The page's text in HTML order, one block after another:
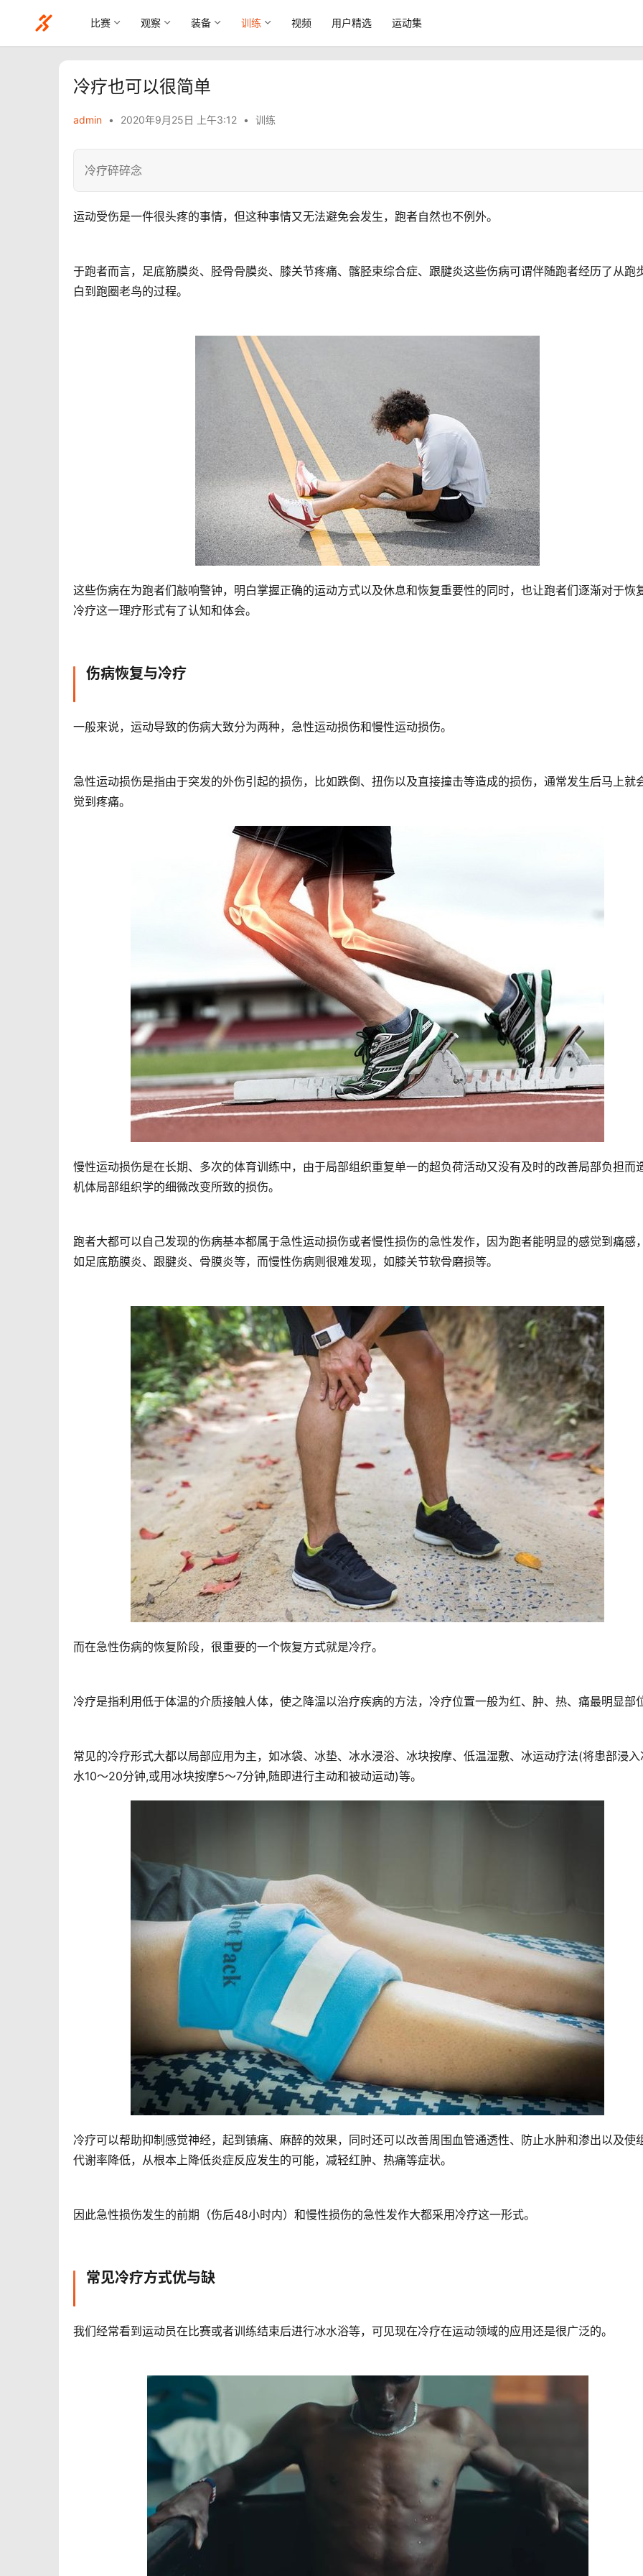
比赛 观察 装备 训练 视频 用户精选 运动集
冷疗也可以很简单
admin • 2020年9月25日 上午3:12 • 训练
冷疗碎碎念
运动受伤是一件很头疼的事情，但这种事情又无法避免会发生，跑者自然也不例外。
于跑者而言，足底筋膜炎、胫骨骨膜炎、膝关节疼痛、髂胫束综合症、跟腱炎这些伤病可谓伴随跑者经历了从跑
白到跑圈老鸟的过程。
这些伤病在为跑者们敲响警钟，明白掌握正确的运动方式以及休息和恢复重要性的同时，也让跑者们逐渐对于恢
冷疗这一理疗形式有了认知和体会。
伤病恢复与冷疗
一般来说，运动导致的伤病大致分为两种，急性运动损伤和慢性运动损伤。
急性运动损伤是指由于突发的外伤引起的损伤，比如跌倒、扭伤以及直接撞击等造成的损伤，通常发生后马上就
觉到疼痛。
慢性运动损伤是在长期、多次的体育训练中，由于局部组织重复单一的超负荷活动又没有及时的改善局部负担而
机体局部组织学的细微改变所致的损伤。
跑者大都可以自己发现的伤病基本都属于急性运动损伤或者慢性损伤的急性发作，因为跑者能明显的感觉到痛感
如足底筋膜炎、跟腱炎、骨膜炎等，而慢性伤病则很难发现，如膝关节软骨磨损等。
而在急性伤病的恢复阶段，很重要的一个恢复方式就是冷疗。
冷疗是指利用低于体温的介质接触人体，使之降温以治疗疾病的方法，冷疗位置一般为红、肿、热、痛最明显部
常见的冷疗形式大都以局部应用为主，如冰袋、冰垫、冰水浸浴、冰块按摩、低温湿敷、冰运动疗法(将患部浸入
水10～20分钟,或用冰块按摩5～7分钟,随即进行主动和被动运动)等。
冷疗可以帮助抑制感觉神经，起到镇痛、麻醉的效果，同时还可以改善周围血管通透性、防止水肿和渗出以及使
代谢率降低，从根本上降低炎症反应发生的可能，减轻红肿、热痛等症状。
因此急性损伤发生的前期（伤后48小时内）和慢性损伤的急性发作大都采用冷疗这一形式。
常见冷疗方式优与缺
我们经常看到运动员在比赛或者训练结束后进行冰水浴等，可见现在冷疗在运动领域的应用还是很广泛的。